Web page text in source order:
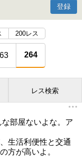
登録
200レス
264
レス検索
部屋ないよな。ア
生活利便性と交通
方が高いよ。